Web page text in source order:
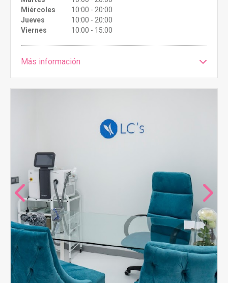
Miércoles
10:00 - 20:00
Jueves
10:00 - 20:00
Viernes
10:00 - 15:00
Más información